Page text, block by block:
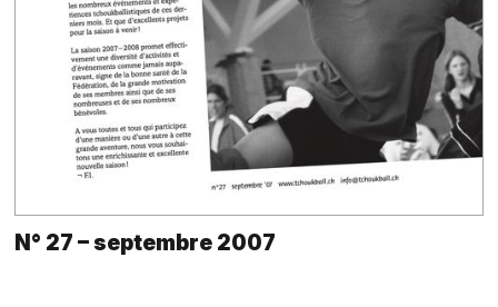
N° 27 – septembre 2007